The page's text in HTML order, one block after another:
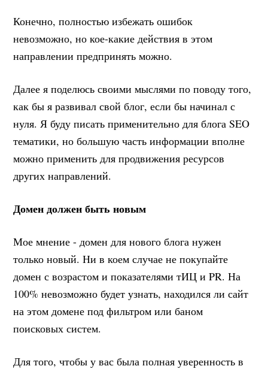
Конечно, полностью избежать ошибок
невозможно, но кое-какие действия в этом
направлении предпринять можно.
Далее я поделюсь своими мыслями по поводу того,
как бы я развивал свой блог, если бы начинал с
нуля. Я буду писать применительно для блога SEO
тематики, но большую часть информации вполне
можно применить для продвижения ресурсов
других направлений.
Домен должен быть новым
Мое мнение - домен для нового блога нужен
только новый. Ни в коем случае не покупайте
домен с возрастом и показателями тИЦ и PR. На
100% невозможно будет узнать, находился ли сайт
на этом домене под фильтром или баном
поисковых систем.
Для того, чтобы у вас была полная уверенность в